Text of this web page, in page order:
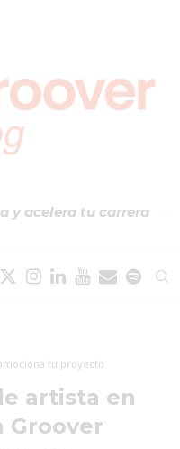
y acelera tu carrera
tu proyecto
artista en
Groover